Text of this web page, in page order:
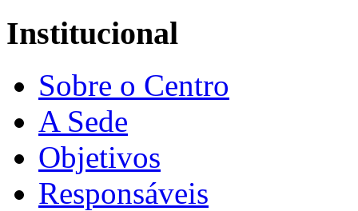
Institucional
Sobre o Centro
A Sede
Objetivos
Responsáveis